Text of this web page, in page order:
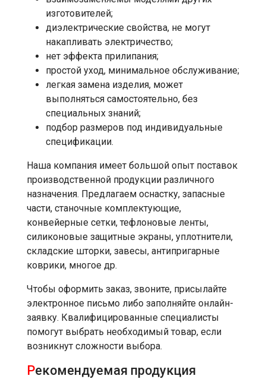
изготовителей;
диэлектрические свойства, не могут
накапливать электричество;
нет эффекта прилипания;
простой уход, минимальное обслуживание;
легкая замена изделия, может
выполняться самостоятельно, без
специальных знаний;
подбор размеров под индивидуальные
спецификации.
Наша компания имеет большой опыт поставок
производственной продукции различного
назначения. Предлагаем оснастку, запасные
части, станочные комплектующие,
конвейерные сетки, тефлоновые ленты,
силиконовые защитные экраны, уплотнители,
складские шторки, завесы, антипригарные
коврики, многое др.
Чтобы оформить заказ, звоните, присылайте
электронное письмо либо заполняйте онлайн-
заявку. Квалифицированные специалисты
помогут выбрать необходимый товар, если
возникнут сложности выбора.
Рекомендуемая продукция